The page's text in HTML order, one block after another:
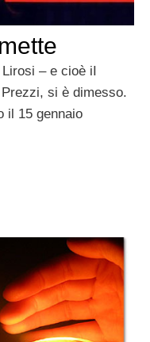
– e cioè iI
si è dimesso.
il 15 gennaio